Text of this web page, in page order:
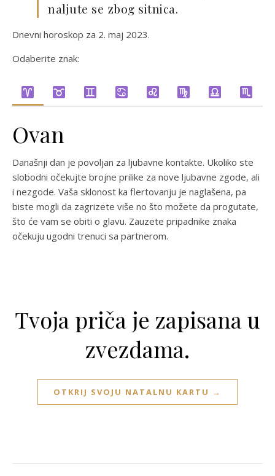
naljute se zbog sitnica.
Dnevni horoskop za 2. maj 2023.
Odaberite znak:
Ovan
Današnji dan je povoljan za ljubavne kontakte. Ukoliko ste
slobodni očekujte brojne prilike za nove ljubavne zgode, ali
i nezgode. Vaša sklonost ka flertovanju je naglašena, pa
biste mogli da zagrizete više no što možete da progutate,
što će vam se obiti o glavu. Zauzete pripadnike znaka
očekuju ugodni trenuci sa partnerom.
Tvoja priča je zapisana u
zvezdama.
OTKRIJ SVOJU NATALNU KARTU →